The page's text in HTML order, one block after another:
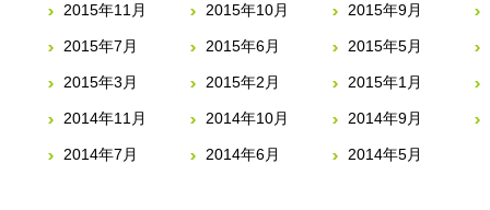
2015年11月 2015年10月 2015年9月
2015年7月 2015年6月 2015年5月
2015年3月 2015年2月 2015年1月
2014年11月 2014年10月 2014年9月
2014年7月 2014年6月 2014年5月